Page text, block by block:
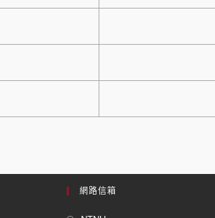
網路信箱